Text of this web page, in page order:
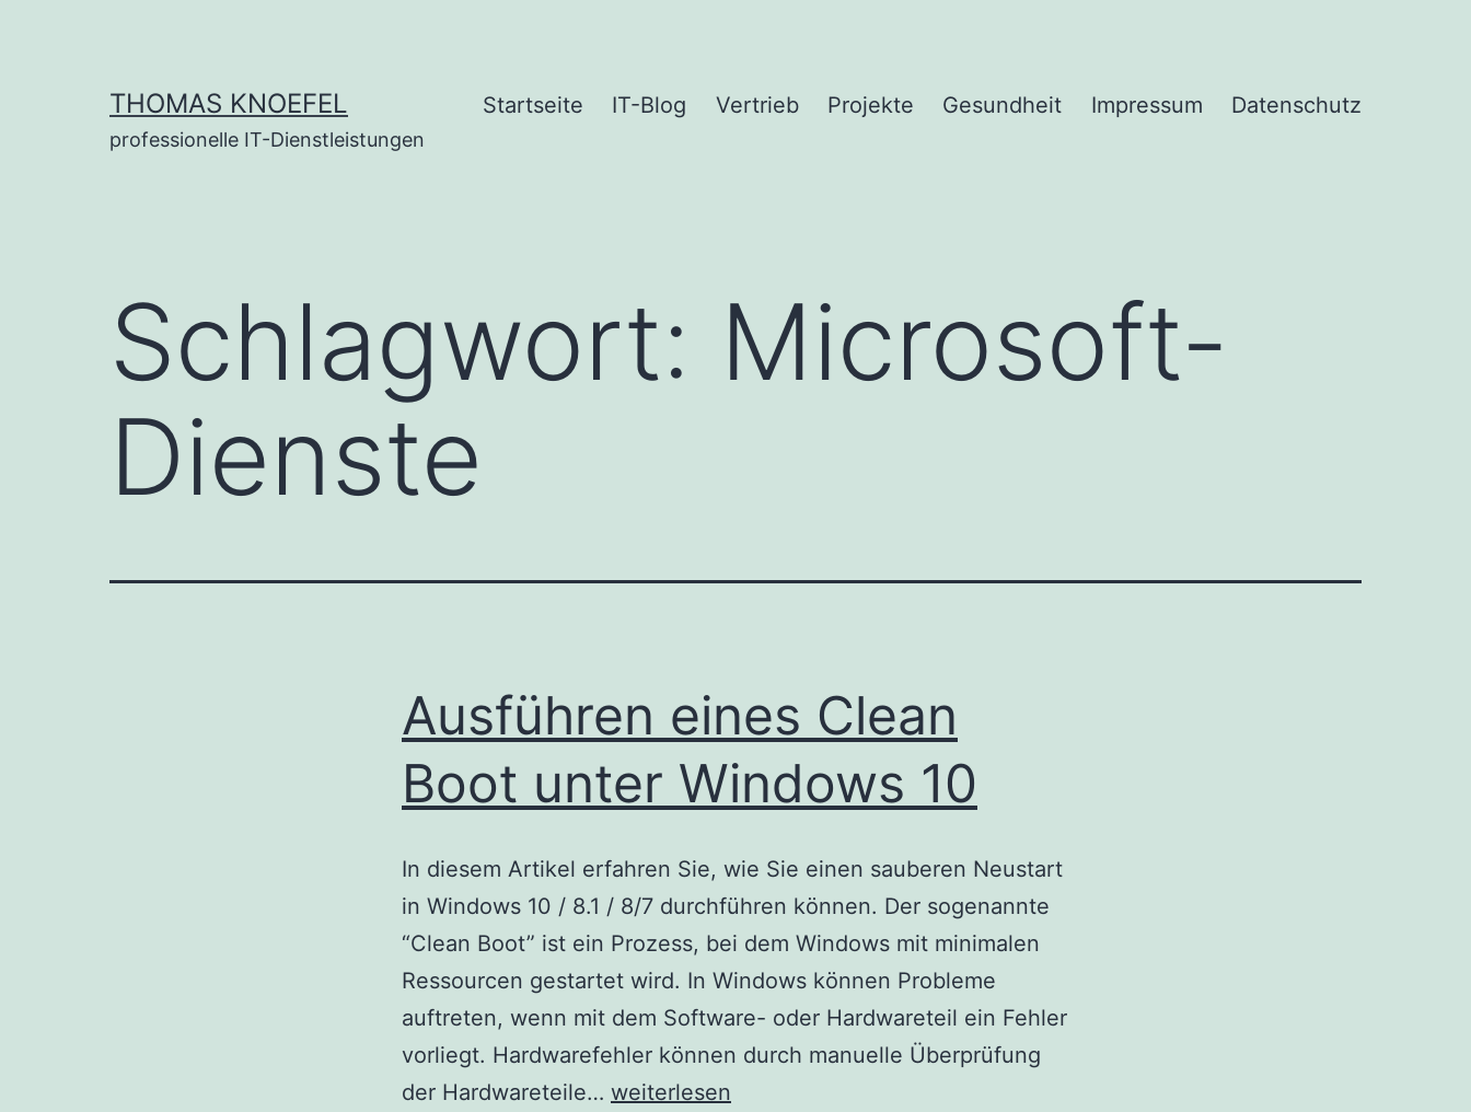
THOMAS KNOEFEL
professionelle IT-Dienstleistungen
Startseite IT-Blog Vertrieb Projekte Gesundheit Impressum Datenschutz
Schlagwort: Microsoft-
Dienste
Ausführen eines Clean
Boot unter Windows 10
In diesem Artikel erfahren Sie, wie Sie einen sauberen Neustart
in Windows 10 / 8.1 / 8/7 durchführen können. Der sogenannte
“Clean Boot” ist ein Prozess, bei dem Windows mit minimalen
Ressourcen gestartet wird. In Windows können Probleme
auftreten, wenn mit dem Software- oder Hardwareteil ein Fehler
vorliegt. Hardwarefehler können durch manuelle Überprüfung
der Hardwareteile… Ausführen
weiterlesen